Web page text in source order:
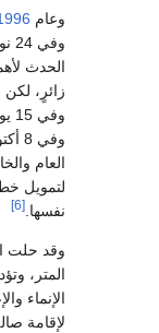
وعام
وفي 24 نوفمبر
زائرٍ،
وفي 15 يوليو
وفي 8 أكتوبر عام
العام
لتمويل
نفسها.[6]
وقد حلت
المتر،
لإقامة